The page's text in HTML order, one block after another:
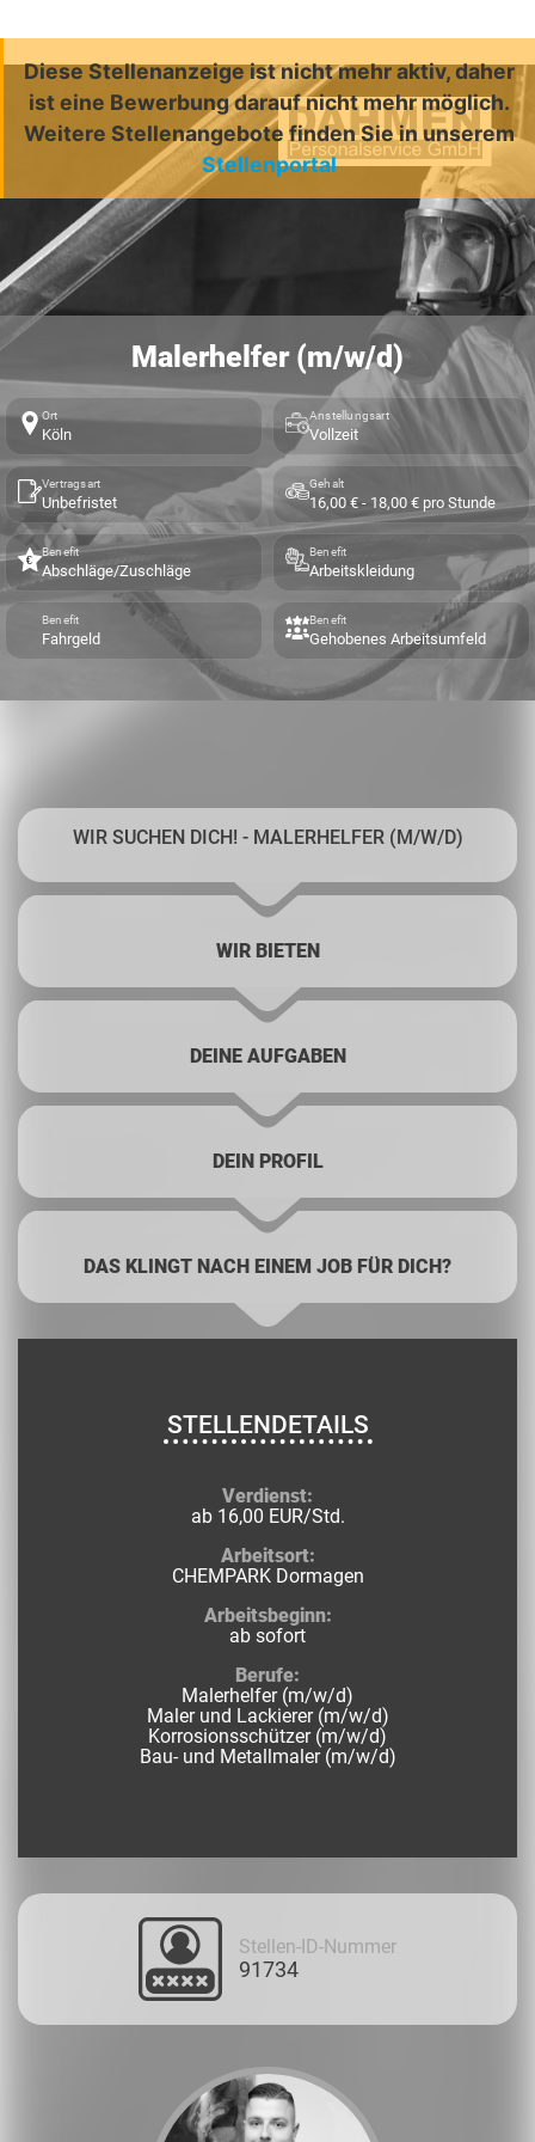
Diese Stellenanzeige ist nicht mehr aktiv, daher
ist eine Bewerbung darauf nicht mehr möglich.
Weitere Stellenangebote finden Sie in unserem
Stellenportal
Malerhelfer (m/w/d)
Ort
Köln
Anstellungsart
Vollzeit
Vertragsart
Unbefristet
Gehalt
16,00 € - 18,00 € pro Stunde
Benefit
Abschläge/Zuschläge
Benefit
Arbeitskleidung
Benefit
Fahrgeld
Benefit
Gehobenes Arbeitsumfeld
WIR SUCHEN DICH! - MALERHELFER (M/W/D)
WIR BIETEN
DEINE AUFGABEN
DEIN PROFIL
DAS KLINGT NACH EINEM JOB FÜR DICH?
STELLENDETAILS
Verdienst:
ab 16,00 EUR/Std.
Arbeitsort:
CHEMPARK Dormagen
Arbeitsbeginn:
ab sofort
Berufe:
Malerhelfer (m/w/d)
Maler und Lackierer (m/w/d)
Korrosionsschützer (m/w/d)
Bau- und Metallmaler (m/w/d)
Stellen-ID-Nummer
91734